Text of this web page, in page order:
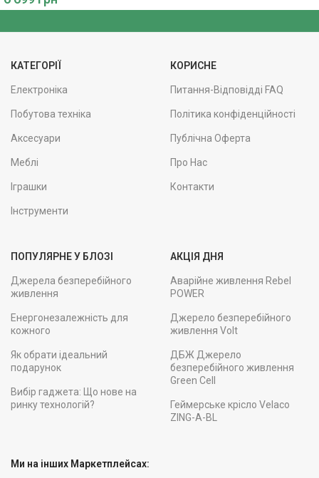
КАТЕГОРІЇ
Електроніка
Побутова техніка
Аксесуари
Меблі
Іграшки
Інструменти
КОРИСНЕ
Питання-Відповідді FAQ
Політика конфіденційності
Публічна Оферта
Про Нас
Контакти
ПОПУЛЯРНЕ У БЛОЗІ
Джерела безперебійного
живлення
Енергонезалежність для
кожного
Як обрати ідеальний
подарунок
Вибір гаджета: Що нове на
ринку технологій?
АКЦІЯ ДНЯ
Аварійне живлення Rebel
POWER
Джерело безперебійного
живлення Volt
ДБЖ Джерело
безперебійного живлення
Green Cell
Геймерське крісло Velaco
ZING-A-BL
Ми на інших Маркетплейсах: